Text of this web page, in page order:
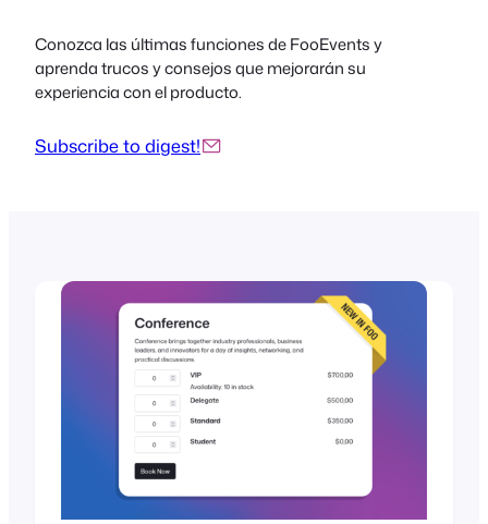
Conozca las últimas funciones de FooEvents y
aprenda trucos y consejos que mejorarán su
experiencia con el producto.
Subscribe to digest!